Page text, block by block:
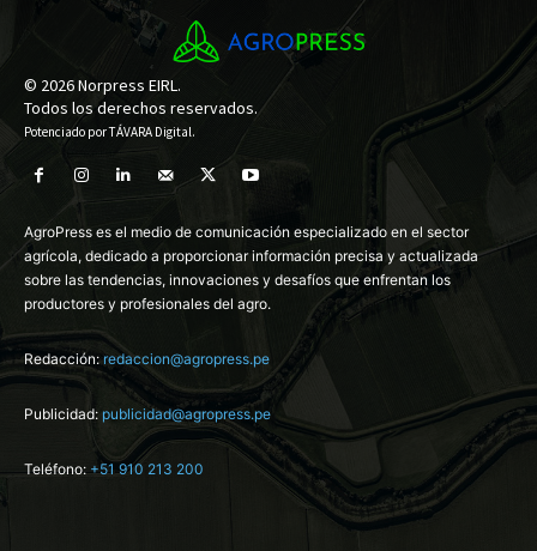
© 2026 Norpress EIRL.
Todos los derechos reservados.
Potenciado porTÁVARA Digital.
AgroPress es el medio de comunicación especializado en el sector
agrícola, dedicado a proporcionar información precisa y actualizada
sobre las tendencias, innovaciones y desafíos que enfrentan los
productores y profesionales del agro.
Redacción:redaccion@agropress.pe
Publicidad: publicidad@agropress.pe
Teléfono:+51 910 213 200